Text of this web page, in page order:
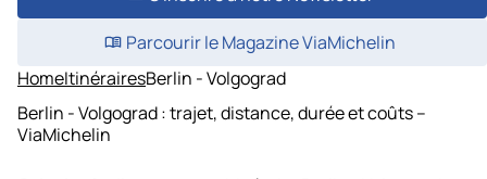
Parcourir le Magazine ViaMichelin
HomeItinérairesBerlin - Volgograd
Berlin - Volgograd : trajet, distance, durée et coûts –
ViaMichelin